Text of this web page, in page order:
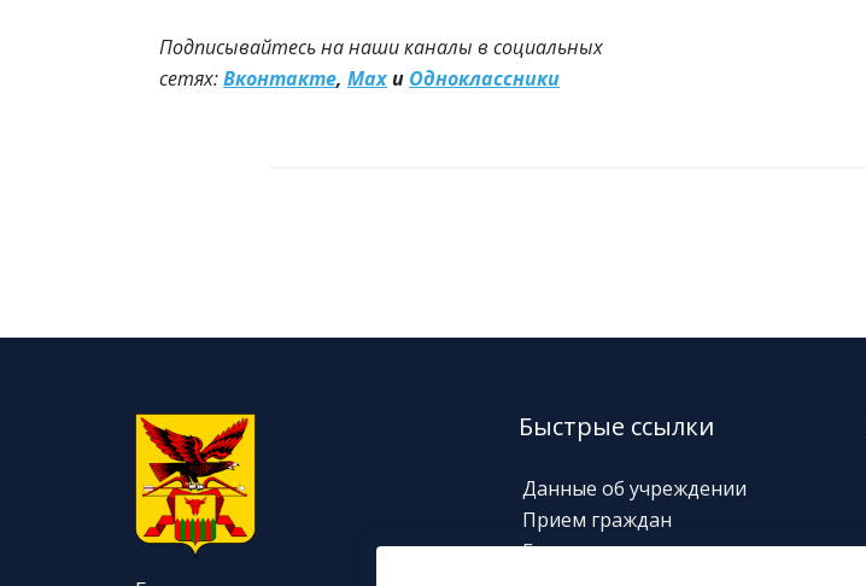
Подписывайтесь на наши каналы в социальных
сетях:Вконтакте, Max и Одноклассники
Быстрые ссылки
Данные об учреждении
Прием граждан
Горячие линии